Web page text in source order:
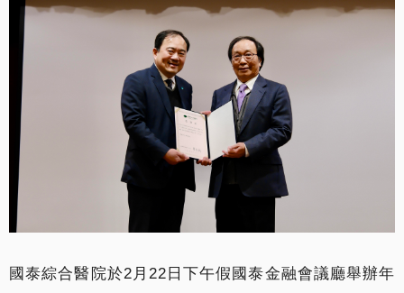
國泰綜合醫院於2月22日下午假國泰金融會議廳舉辦年